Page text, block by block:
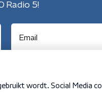
Radio 5!